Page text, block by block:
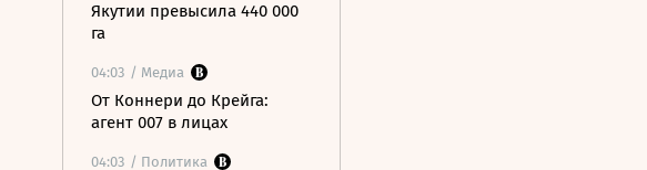
Якутии превысила 440 000
га
04:03 / Медиа
От Коннери до Крейга:
агент 007 в лицах
04:03 / Политика